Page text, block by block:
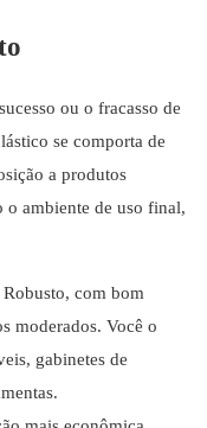
ou o fracasso de
se comporta de
a produtos
o ambiente de uso final,
com bom
moderados. Você o
gabinetes de